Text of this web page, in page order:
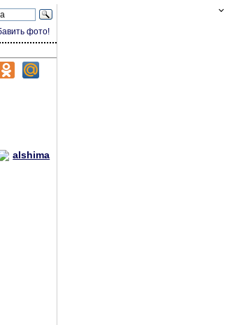
фото!
alshima